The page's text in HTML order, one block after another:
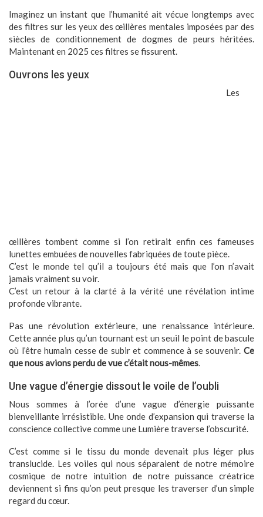
Imaginez un instant que l’humanité ait vécue longtemps avec
des filtres sur les yeux des œillères mentales imposées par des
siècles de conditionnement de dogmes de peurs héritées.
Maintenant en 2025 ces filtres se fissurent.
Ouvrons les yeux
Les
œillères tombent comme si l’on retirait enfin ces fameuses
lunettes embuées de nouvelles fabriquées de toute pièce.
C’est le monde tel qu’il a toujours été mais que l’on n’avait
jamais vraiment su voir.
C’est un retour à la clarté à la vérité une révélation intime
profonde vibrante.
Pas une révolution extérieure, une renaissance intérieure.
Cette année plus qu’un tournant est un seuil le point de bascule
où l’être humain cesse de subir et commence à se souvenir. Ce
que nous avions perdu de vue c’était nous-mêmes.
Une vague d’énergie dissout le voile de l’oubli
Nous sommes à l’orée d’une vague d’énergie puissante
bienveillante irrésistible. Une onde d’expansion qui traverse la
conscience collective comme une Lumière traverse l’obscurité.
C’est comme si le tissu du monde devenait plus léger plus
translucide. Les voiles qui nous séparaient de notre mémoire
cosmique de notre intuition de notre puissance créatrice
deviennent si fins qu’on peut presque les traverser d’un simple
regard du cœur.